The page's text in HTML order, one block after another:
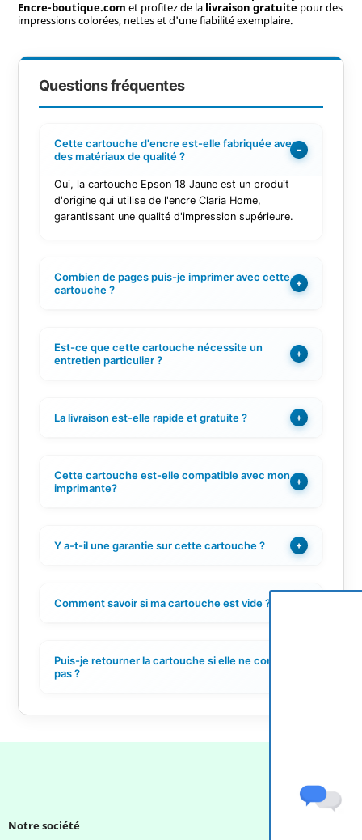
Encre-boutique.com et profitez de la livraison gratuitepour des
impressions colorées, nettes et d'une fiabilité exemplaire.
Questions fréquentes
Cette cartouche d'encre est-elle fabriquée avec
des matériaux de qualité ?
−
Oui, la cartouche Epson 18 Jaune est un produit
d'origine qui utilise de l'encre Claria Home,
garantissant une qualité d'impression supérieure.
Combien de pages puis-je imprimer avec cette
cartouche ?
+
Est-ce que cette cartouche nécessite un
entretien particulier ?
+
La livraison est-elle rapide et gratuite ? +
Cette cartouche est-elle compatible avec mon
imprimante?
+
Y a-t-il une garantie sur cette cartouche ? +
Comment savoir si ma cartouche est vide ?
Puis-je retourner la cartouche si elle ne convient
pas ?
Notre société